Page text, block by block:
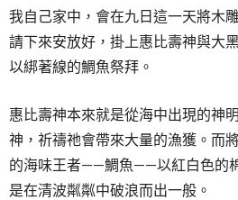
我自己家中，會在九日這一天將木
請下來安放好，掛上惠比壽神與大
以綁著線的鯛魚祭拜。
惠比壽神本來就是從海中出現的神
神，祈禱祂會帶來大量的漁獲。而
的海味王者——鯛魚——以紅白色的
是在清波粼粼中破浪而出一般。